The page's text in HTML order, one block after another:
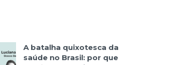
A batalha quixotesca da
saúde no Brasil: por que